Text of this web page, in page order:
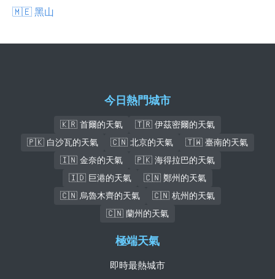
🇲🇪 黑山
今日熱門城市
🇰🇷 首爾的天氣
🇹🇷 伊茲密爾的天氣
🇵🇰 白沙瓦的天氣
🇨🇳 北京的天氣
🇹🇼 臺南的天氣
🇮🇳 金奈的天氣
🇵🇰 海得拉巴的天氣
🇮🇩 巨港的天氣
🇨🇳 鄭州的天氣
🇨🇳 烏魯木齊的天氣
🇨🇳 杭州的天氣
🇨🇳 蘭州的天氣
極端天氣
即時最熱城市